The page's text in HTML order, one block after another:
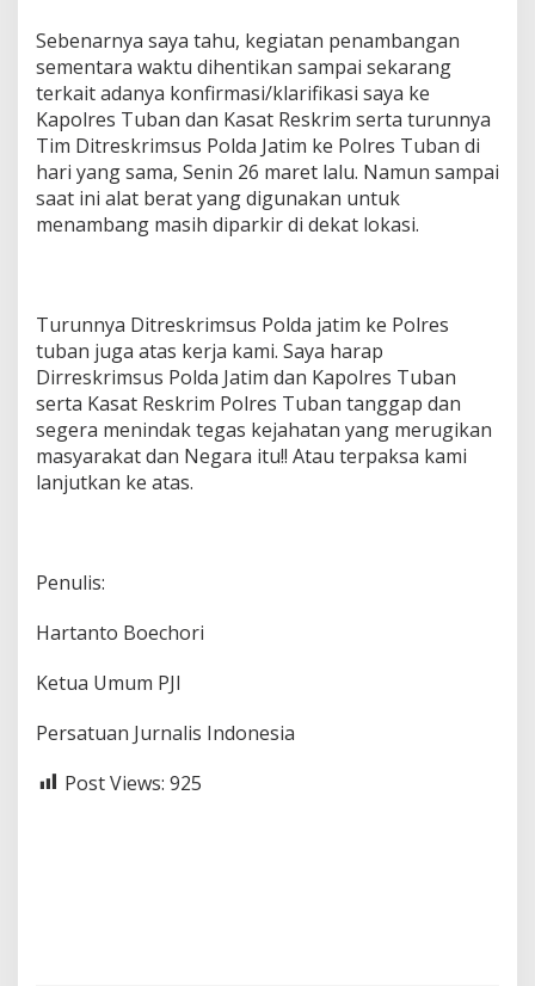
Sebenarnya saya tahu, kegiatan penambangan
sementara waktu dihentikan sampai sekarang
terkait adanya konfirmasi/klarifikasi saya ke
Kapolres Tuban dan Kasat Reskrim serta turunnya
Tim Ditreskrimsus Polda Jatim ke Polres Tuban di
hari yang sama, Senin 26 maret lalu. Namun sampai
saat ini alat berat yang digunakan untuk
menambang masih diparkir di dekat lokasi.
Turunnya Ditreskrimsus Polda jatim ke Polres
tuban juga atas kerja kami. Saya harap
Dirreskrimsus Polda Jatim dan Kapolres Tuban
serta Kasat Reskrim Polres Tuban tanggap dan
segera menindak tegas kejahatan yang merugikan
masyarakat dan Negara itu!! Atau terpaksa kami
lanjutkan ke atas.
Penulis:
Hartanto Boechori
Ketua Umum PJI
Persatuan Jurnalis Indonesia
Post Views: 925